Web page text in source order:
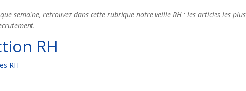
semaine, retrouvez dans cette rubrique notre veille RH : les articles les plus
RH
RH